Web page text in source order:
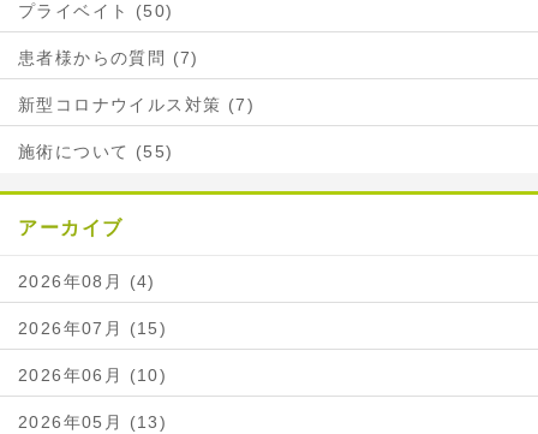
プライベイト (50)
患者様からの質問 (7)
新型コロナウイルス対策 (7)
施術について (55)
アーカイブ
2026年08月 (4)
2026年07月 (15)
2026年06月 (10)
2026年05月 (13)